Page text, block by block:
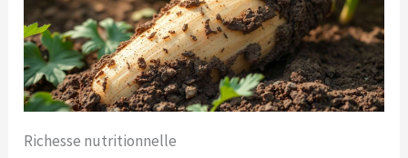
Richesse nutritionnelle